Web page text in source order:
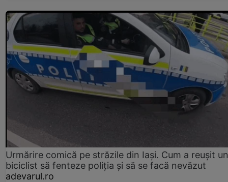
Urmărire comică pe străzile din Iași. Cum a reușit un
biciclist să fenteze poliția și să se facă nevăzut
adevarul.ro